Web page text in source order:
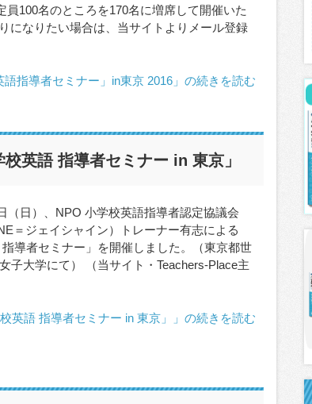
100名のところを170名に増席して開催いた
になりたい場合は、当サイトよりメール登録
語指導者セミナー」in東京 2016」の続きを読む
英語 指導者セミナー in 東京」
（日）、NPO 小学校英語指導者認定協議会
＝ジェイシャイン）トレーナー有志による
指導者セミナー」を開催しました。（東京都世
子大学にて） （当サイト・Teachers-Place主
英語 指導者セミナー in 東京」」の続きを読む